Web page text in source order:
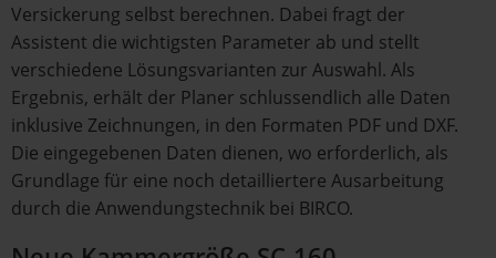
Versickerung selbst berechnen. Dabei fragt der
Assistent die wichtigsten Parameter ab und stellt
verschiedene Lösungsvarianten zur Auswahl. Als
Ergebnis, erhält der Planer schlussendlich alle Daten
inklusive Zeichnungen, in den Formaten PDF und DXF.
Die eingegebenen Daten dienen, wo erforderlich, als
Grundlage für eine noch detailliertere Ausarbeitung
durch die Anwendungstechnik bei BIRCO.